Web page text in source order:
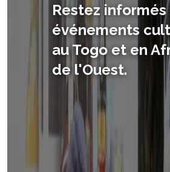
Restez informés
événements
au Togo et en
de l'Ouest.
AlafiaKultur —
qui promeut la
africaine.